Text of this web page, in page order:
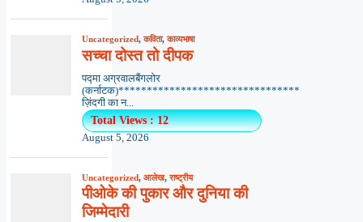
Uncategorized,कविता,काव्यभाषा
सच्चा दोस्त तो दीपक
पद्मा अग्रवालबैंगलोर
(कर्नाटक)********************************
ज़िंदगी का न...
Total Views : 12
August 5, 2026
Uncategorized, आलेख,राष्ट्रीय
पीओके की पुकार और दुनिया की
जिम्मेदारी